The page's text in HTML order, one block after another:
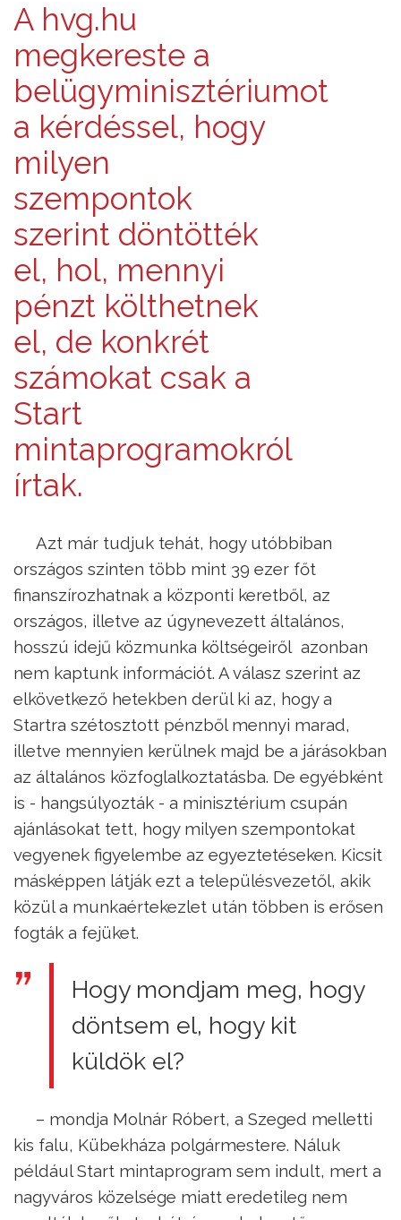
A hvg.hu
megkereste a
belügyminisztériumot
a kérdéssel, hogy
milyen
szempontok
szerint döntötték
el, hol, mennyi
pénzt költhetnek
el, de konkrét
számokat csak a
Start
mintaprogramokról
írtak.
Azt már tudjuk tehát, hogy utóbbiban
országos szinten több mint 39 ezer főt
finanszírozhatnak a központi keretből, az
országos, illetve az úgynevezett általános,
hosszú idejű közmunka költségeiről azonban
nem kaptunk információt. A válasz szerint az
elkövetkező hetekben derül ki az, hogy a
Startra szétosztott pénzből mennyi marad,
illetve mennyien kerülnek majd be a járásokban
az általános közfoglalkoztatásba. De egyébként
is - hangsúlyozták - a minisztérium csupán
ajánlásokat tett, hogy milyen szempontokat
vegyenek figyelembe az egyeztetéseken. Kicsit
másképpen látják ezt a településvezetől, akik
közül a munkaértekezlet után többen is erősen
fogták a fejüket.
Hogy mondjam meg, hogy
döntsem el, hogy kit
küldök el?
– mondja Molnár Róbert, a Szeged melletti
kis falu, Kübekháza polgármestere. Náluk
például Start mintaprogram sem indult, mert a
nagyváros közelsége miatt eredetileg nem